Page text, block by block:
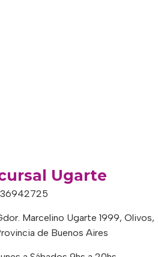
Ugarte
Marcelino Ugarte 1999, Olivos,
de Buenos Aires